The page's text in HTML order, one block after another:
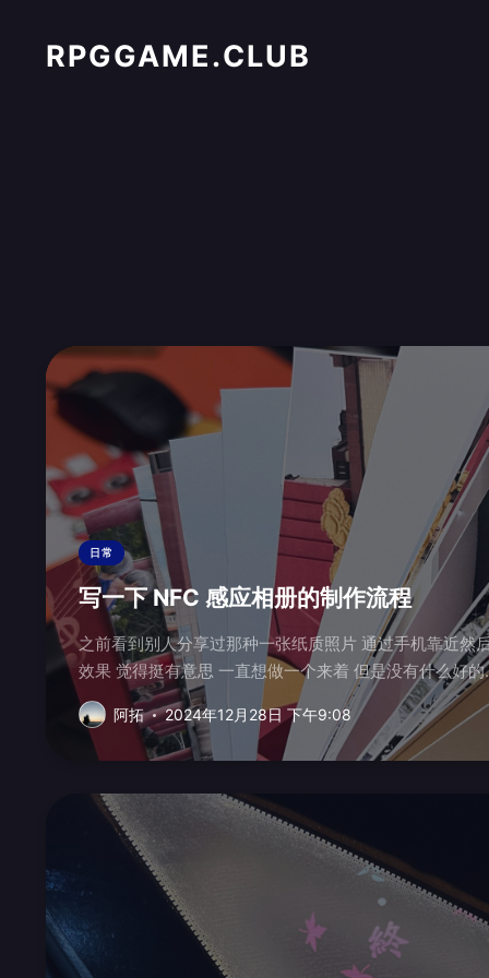
RPGGAME.CLUB
日常
写一下 NFC 感应相册的制作流程
之前看到别人分享过那种一张纸质照片 通过手机靠近然后在手机上显示动态视频的
效果 觉得挺有意思 一直想做一个来着 但是没有什么
阿拓 2024年12月28日 下午9:08